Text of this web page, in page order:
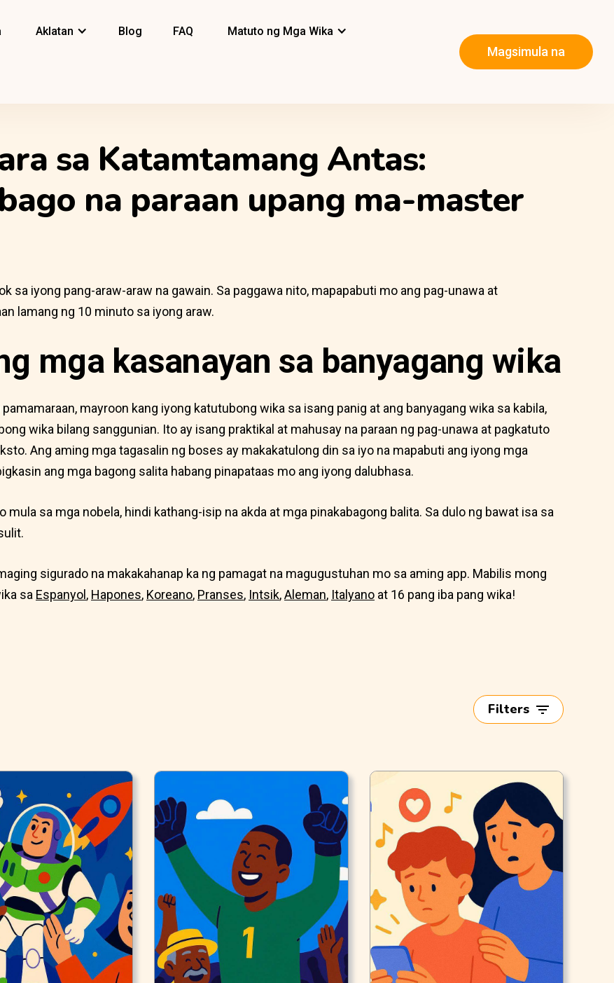
Aklatan Blog FAQ Matuto ng Mga Wika
Magsimula na
sa Katamtamang Antas:
na paraan upang ma-master
sa iyong pang-araw-araw na gawain. Sa paggawa nito, mapapabuti mo ang pag-unawa at
lamang ng 10 minuto sa iyong araw.
mga kasanayan sa banyagang wika
mayroon kang iyong katutubong wika sa isang panig at ang banyagang wika sa kabila,
wika bilang sanggunian. Ito ay isang praktikal at mahusay na paraan ng pag-unawa at pagkatuto
Ang aming mga tagasalin ng boses ay makakatulong din sa iyo na mapabuti ang iyong mga
ang mga bagong salita habang pinapataas mo ang iyong dalubhasa.
sa mga nobela, hindi kathang-isip na akda at mga pinakabagong balita. Sa dulo ng bawat isa sa
sigurado na makakahanap ka ng pamagat na magugustuhan mo sa aming app. Mabilis mong
sa Espanyol , Hapones, Koreano, Pranses, Intsik,Aleman, Italyano at 16 pang iba pang wika!
Filters